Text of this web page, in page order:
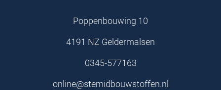
Poppenbouwing 10
4191 NZ Geldermalsen
0345-577163
online@stemidbouwstoffen.nl